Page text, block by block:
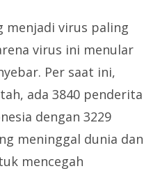
menjadi virus paling
virus ini menular
Per saat ini,
ada 3840 penderita
dengan 3229
meninggal dunia dan
mencegah